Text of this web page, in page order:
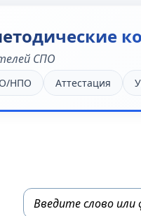
СПО
НПО Аттестация